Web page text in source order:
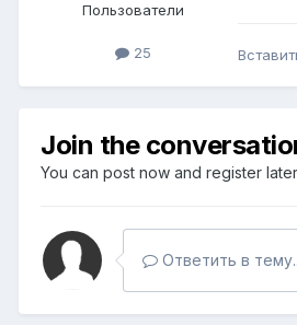
Пользователи
25
Join the
You can post now and register
Ответить в